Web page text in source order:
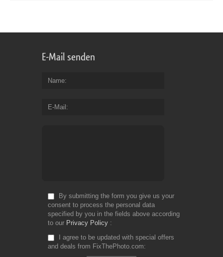
E-Mail senden
Name
E-Mail
By submitting the form you give us your
consent to process the personal data
specified by you in the fields above according
to our Privacy Policy
I agree to be updated with special offers
and deals from FixThePhoto.com